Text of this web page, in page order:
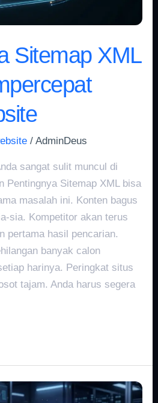
Sitemap XML
/AdminDeus
sangat sulit muncul di
Pentingnya Sitemap XML bisa
masalah ini. Konten bagus
sia. Kompetitor akan terus
pertama hasil pencarian.
banyak calon
harinya. Peringkat situs
tajam. Anda harus segera